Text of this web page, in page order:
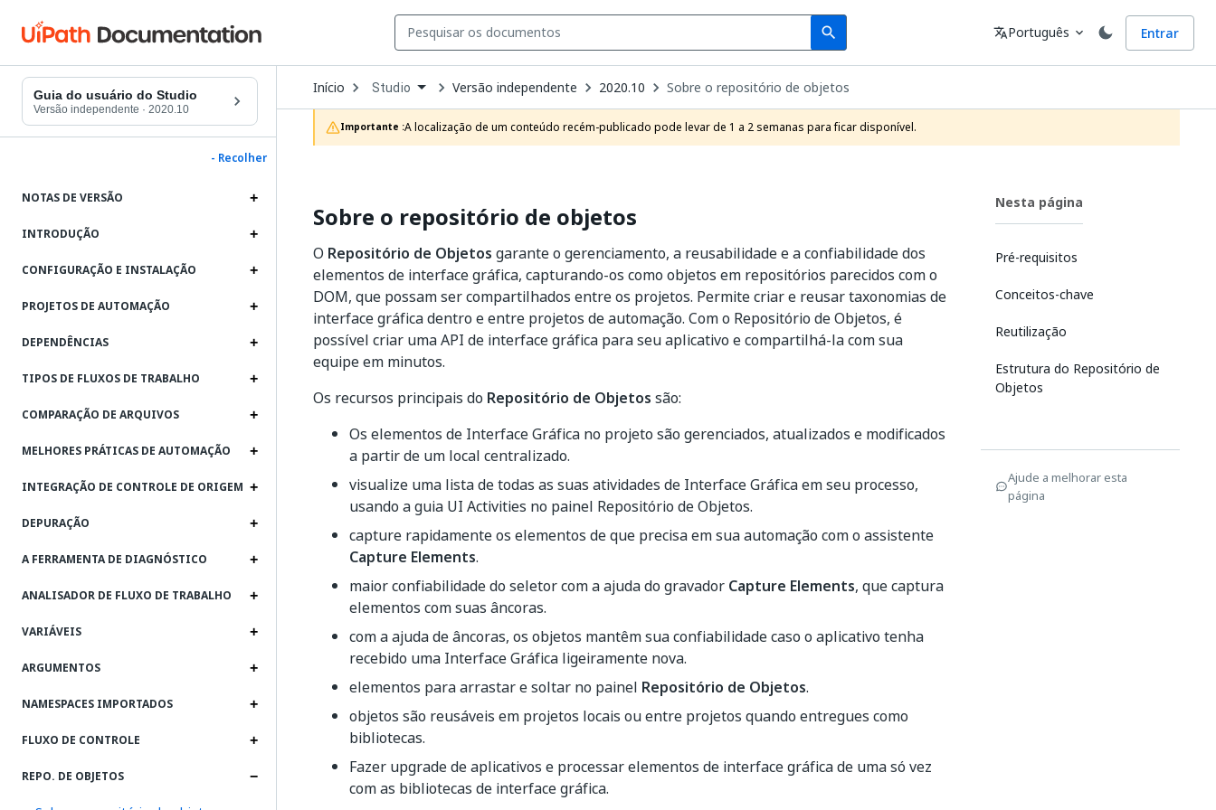
search
Search Idioma
translatePortuguês expand_more Entrar
Guia do usuário do Studio
Versão independente · 2020.10
- Recolher
NOTAS DE VERSÃO
INTRODUÇÃO
CONFIGURAÇÃO E INSTALAÇÃO
PROJETOS DE AUTOMAÇÃO
DEPENDÊNCIAS
TIPOS DE FLUXOS DE TRABALHO
COMPARAÇÃO DE ARQUIVOS
MELHORES PRÁTICAS DE AUTOMAÇÃO
INTEGRAÇÃO DE CONTROLE DE ORIGEM
DEPURAÇÃO
A FERRAMENTA DE DIAGNÓSTICO
ANALISADOR DE FLUXO DE TRABALHO
VARIÁVEIS
ARGUMENTOS
NAMESPACES IMPORTADOS
FLUXO DE CONTROLE
REPO. DE OBJETOS
Início Open
Dropdown
to
choose
product
Studio Versão independente 2020.10 Sobre o repositório de objetos
Importante :A localização de um conteúdo recém-publicado pode levar de 1 a 2 semanas para ficar disponível.
Sobre o repositório de objetos
O Repositório de Objetos garante o gerenciamento, a reusabilidade e a confiabilidade dos
elementos de interface gráfica, capturando-os como objetos em repositórios parecidos com o
DOM, que possam ser compartilhados entre os projetos. Permite criar e reusar taxonomias de
interface gráfica dentro e entre projetos de automação. Com o Repositório de Objetos, é
possível criar uma API de interface gráfica para seu aplicativo e compartilhá-la com sua
equipe em minutos.
Os recursos principais do Repositório de Objetos são:
Os elementos de Interface Gráfica no projeto são gerenciados, atualizados e modificados
a partir de um local centralizado.
visualize uma lista de todas as suas atividades de Interface Gráfica em seu processo,
usando a guia UI Activities no painel Repositório de Objetos.
capture rapidamente os elementos de que precisa em sua automação com o assistente
Capture Elements.
maior confiabilidade do seletor com a ajuda do gravador Capture Elements, que captura
elementos com suas âncoras.
com a ajuda de âncoras, os objetos mantêm sua confiabilidade caso o aplicativo tenha
recebido uma Interface Gráfica ligeiramente nova.
elementos para arrastar e soltar no painel Repositório de Objetos.
objetos são reusáveis em projetos locais ou entre projetos quando entregues como
bibliotecas.
Fazer upgrade de aplicativos e processar elementos de interface gráfica de uma só vez
com as bibliotecas de interface gráfica.
Nesta página
Pré-requisitos
Conceitos-chave
Reutilização
Estrutura do Repositório de
Objetos
Ajude a melhorar esta
página